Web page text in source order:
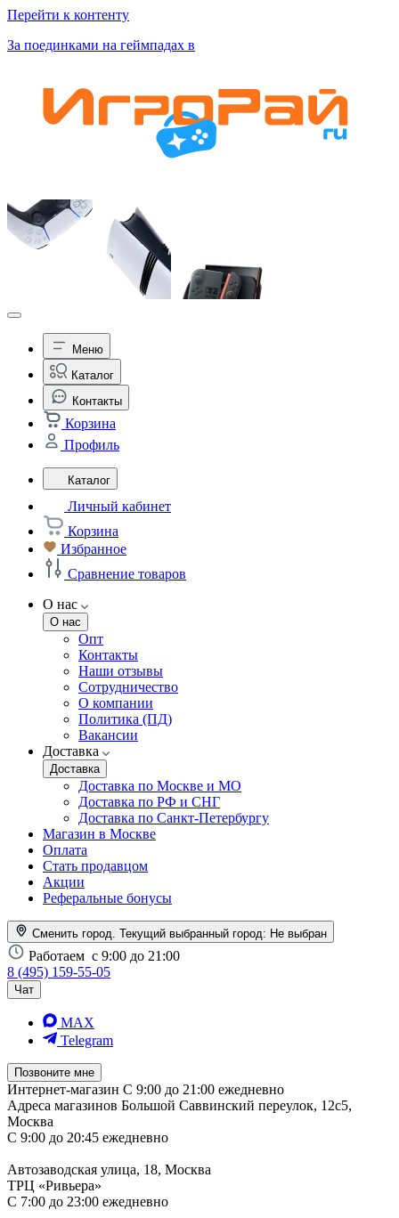
Перейти к контенту
За поединками на геймпадах в
Меню
Каталог
Контакты
Корзина
Профиль
Каталог
Личный кабинет
Корзина
Избранное
Сравнение товаров
О нас
О нас
Опт
Контакты
Наши отзывы
Сотрудничество
О компании
Политика (ПД)
Вакансии
Доставка
Доставка
Доставка по Москве и МО
Доставка по РФ и СНГ
Доставка по Санкт-Петербургу
Магазин в Москве
Оплата
Стать продавцом
Акции
Реферальные бонусы
Сменить город. Текущий выбранный город: Не выбран
Работаем с 9:00 до 21:00
8 (495) 159-55-05
Чат
MAX
Telegram
Позвоните мне
Интернет-магазин С 9:00 до 21:00 ежедневно
Адреса магазинов Большой Саввинский переулок, 12с5,
Москва
С 9:00 до 20:45 ежедневно
Автозаводская улица, 18, Москва
ТРЦ «Ривьера»
С 7:00 до 23:00 ежедневно